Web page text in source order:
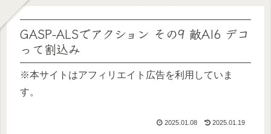
GASP-ALSでアクション その9 敵AI6 デコ
って割込み
※本サイトはアフィリエイト広告を利用していま
す。
2025.01.08 2025.01.19